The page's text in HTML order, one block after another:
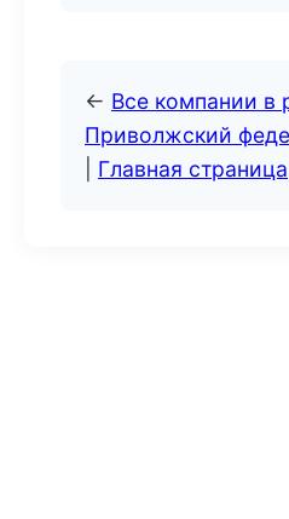
← Все компании в
Приволжский
Главная страница